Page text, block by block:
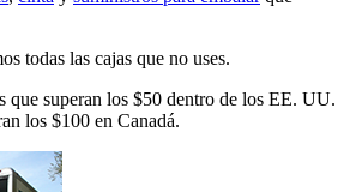
todas las cajas que no uses.
que superan los $50 dentro de los EE. UU.
los $100 en Canadá.